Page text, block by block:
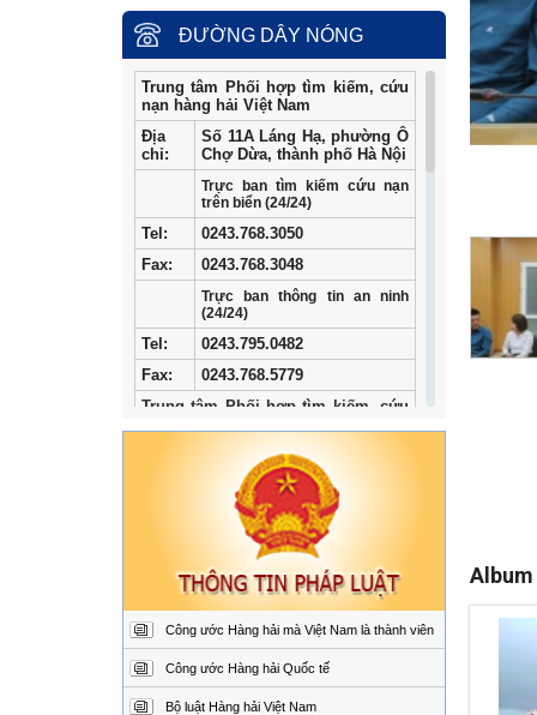
ĐƯỜNG DÂY NÓNG
Trung tâm Phối hợp tìm kiếm, cứu
nạn hàng hải Việt Nam
Địa
chỉ:
Số 11A Láng Hạ, phường Ô
Chợ Dừa, thành phố Hà Nội
Trực ban tìm kiếm cứu nạn
trên biển (24/24)
Tel :
0243.768.3050
Fax:
0243.768.3048
Trực ban thông tin an ninh
(24/24)
Tel:
0243.795.0482
Fax:
0243.768.5779
Trung tâm Phối hợp tìm kiếm, cứu
34/33 Ngô Quyền, phường
Ngô Quyền, thành phố Hải
Phòng
02253.759.508 (24/24h)
02253.759.507
Trung tâm Phối hợp tìm kiếm, cứu
nạn hàng hải khu vực II
Địa
chỉ:
Đường Hoàng Sa, Phường
Sơn Trà, thành phố Đà
Nẵng
Công ước Hàng hải mà Việt Nam là thành viên
Công ước Hàng hải Quốc tế
Bộ luật Hàng hải Việt Nam